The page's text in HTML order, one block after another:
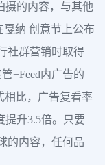
摄的内容，与其他
戛纳 创意节上公布
社群营销时取得
+Feed内广告的
相比，广告复看率
提升3.5倍。只要
的内容，任何品